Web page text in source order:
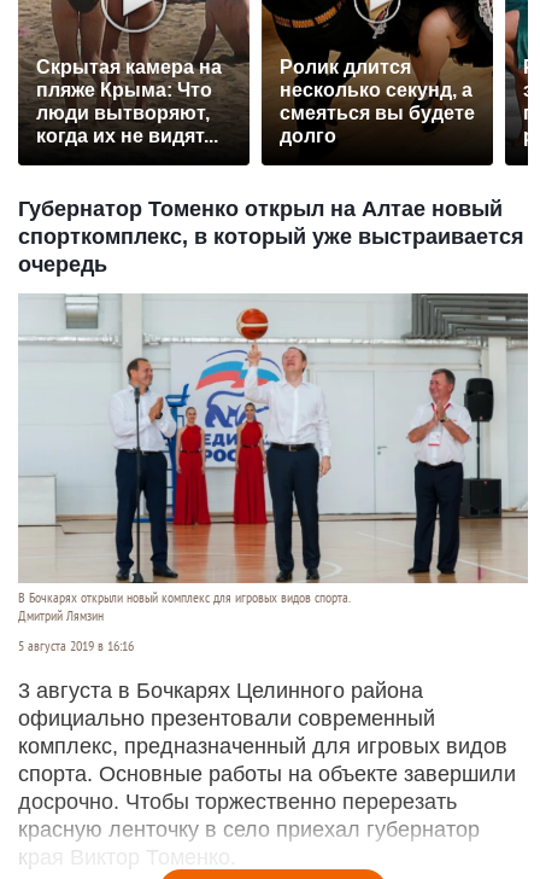
Скрытая камера на
пляже Крыма: Что
люди вытворяют,
когда их не видят...
Ролик длится
несколько секунд, а
смеяться вы будете
долго
Губернатор Томенко открыл на Алтае новый
спорткомплекс, в который уже выстраивается
очередь
В Бочкарях открыли новый комплекс для игровых видов спорта.
Дмитрий Лямзин
5 августа 2019 в 16:16
3 августа в Бочкарях Целинного района
официально презентовали современный
комплекс, предназначенный для игровых видов
спорта. Основные работы на объекте завершили
досрочно. Чтобы торжественно перерезать
красную ленточку в село приехал губернатор
края Виктор Томенко.